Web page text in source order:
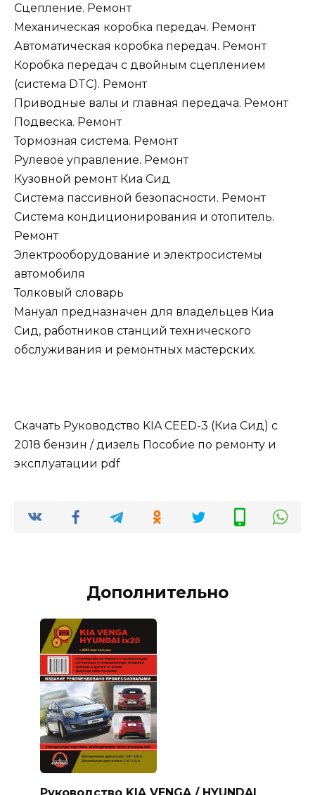
Сцепление. Ремонт
Механическая коробка передач. Ремонт
Автоматическая коробка передач. Ремонт
Коробка передач с двойным сцеплением
(система DTC). Ремонт
Приводные валы и главная передача. Ремонт
Подвеска. Ремонт
Тормозная система. Ремонт
Рулевое управление. Ремонт
Кузовной ремонт Киа Сид
Система пассивной безопасности. Ремонт
Система кондиционирования и отопитель.
Ремонт
Электрооборудование и электросистемы
автомобиля
Толковый словарь
Мануал предназначен для владельцев Киа
Сид, работников станций технического
обслуживания и ремонтных мастерских.
Скачать Руководство KIA CEED-3 (Киа Сид) с
2018 бензин / дизель Пособие по ремонту и
эксплуатации pdf
Дополнительно